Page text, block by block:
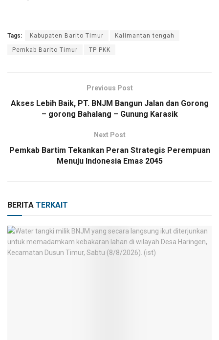
Tags: Kabupaten Barito Timur Kalimantan tengah
Pemkab Barito Timur TP PKK
Previous Post
Akses Lebih Baik, PT. BNJM Bangun Jalan dan Gorong
– gorong Bahalang – Gunung Karasik
Next Post
Pemkab Bartim Tekankan Peran Strategis Perempuan
Menuju Indonesia Emas 2045
BERITA TERKAIT